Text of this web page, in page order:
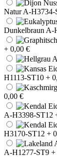
Natur A-H3734-
Dunkelbraun A-
+ 0,00 €
H1113-ST10 +
0,00 €
A-H3398-ST12
H3170-ST12 +
A-H1277-ST9 +